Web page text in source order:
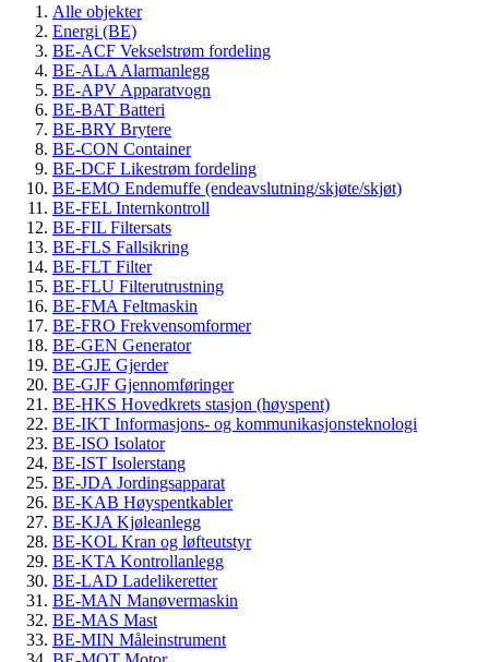
Alle objekter
Energi (BE)
BE-ACF Vekselstrøm fordeling
BE-ALA Alarmanlegg
BE-APV Apparatvogn
BE-BAT Batteri
BE-BRY Brytere
BE-CON Container
BE-DCF Likestrøm fordeling
BE-EMO Endemuffe (endeavslutning/skjøte/skjøt)
BE-FEL Internkontroll
BE-FIL Filtersats
BE-FLS Fallsikring
BE-FLT Filter
BE-FLU Filterutrustning
BE-FMA Feltmaskin
BE-FRO Frekvensomformer
BE-GEN Generator
BE-GJE Gjerder
BE-GJF Gjennomføringer
BE-HKS Hovedkrets stasjon (høyspent)
BE-IKT Informasjons- og kommunikasjonsteknologi
BE-ISO Isolator
BE-IST Isolerstang
BE-JDA Jordingsapparat
BE-KAB Høyspentkabler
BE-KJA Kjøleanlegg
BE-KOL Kran og løfteutstyr
BE-KTA Kontrollanlegg
BE-LAD Ladelikeretter
BE-MAN Manøvermaskin
BE-MAS Mast
BE-MIN Måleinstrument